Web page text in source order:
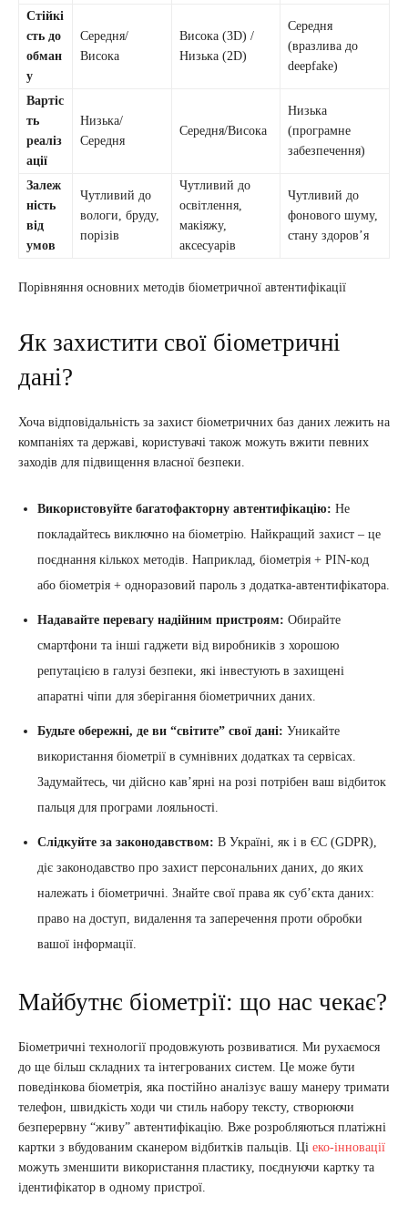
Стійкі
сть до
обман
у
Середня/
Висока
Висока (3D) /
Низька (2D)
Середня
(вразлива до
deepfake)
Вартіс
ть
реаліз
ації
Низька/
Середня
Середня/Висока
Низька
(програмне
забезпечення)
Залеж
ність
від
умов
Чутливий до
вологи, бруду,
порізів
Чутливий до
освітлення,
макіяжу,
аксесуарів
Чутливий до
фонового шуму,
стану здоров’я
Порівняння основних методів біометричної автентифікації
Як захистити свої біометричні
дані?
Хоча відповідальність за захист біометричних баз даних лежить на
компаніях та державі, користувачі також можуть вжити певних
заходів для підвищення власної безпеки.
Використовуйте багатофакторну автентифікацію: Не
покладайтесь виключно на біометрію. Найкращий захист – це
поєднання кількох методів. Наприклад, біометрія + PIN-код
або біометрія + одноразовий пароль з додатка-автентифікатора.
Надавайте перевагу надійним пристроям: Обирайте
смартфони та інші гаджети від виробників з хорошою
репутацією в галузі безпеки, які інвестують в захищені
апаратні чіпи для зберігання біометричних даних.
Будьте обережні, де ви “світите” свої дані: Уникайте
використання біометрії в сумнівних додатках та сервісах.
Задумайтесь, чи дійсно кав’ярні на розі потрібен ваш відбиток
пальця для програми лояльності.
Слідкуйте за законодавством: В Україні, як і в ЄС (GDPR),
діє законодавство про захист персональних даних, до яких
належать і біометричні. Знайте свої права як суб’єкта даних:
право на доступ, видалення та заперечення проти обробки
вашої інформації.
Майбутнє біометрії: що нас чекає?
Біометричні технології продовжують розвиватися. Ми рухаємося
до ще більш складних та інтегрованих систем. Це може бути
поведінкова біометрія, яка постійно аналізує вашу манеру тримати
телефон, швидкість ходи чи стиль набору тексту, створюючи
безперервну “живу” автентифікацію. Вже розробляються платіжні
картки з вбудованим сканером відбитків пальців. Ці еко-інновації
можуть зменшити використання пластику, поєднуючи картку та
ідентифікатор в одному пристрої.